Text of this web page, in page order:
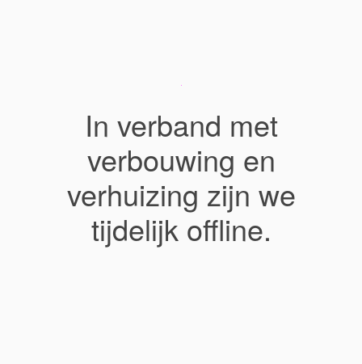
In verband met
verbouwing en
verhuizing zijn we
tijdelijk offline.